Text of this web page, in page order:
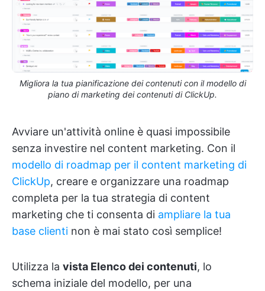
Migliora la tua pianificazione dei contenuti con il modello di
piano di marketing dei contenuti di ClickUp.
Avviare un'attività online è quasi impossibile
senza investire nel content marketing. Con il
modello di roadmap per il content marketing di
ClickUp, creare e organizzare una roadmap
completa per la tua strategia di content
marketing che ti consenta di ampliare la tua
base clienti non è mai stato così semplice!
Utilizza la vista Elenco dei contenuti, lo
schema iniziale del modello, per una